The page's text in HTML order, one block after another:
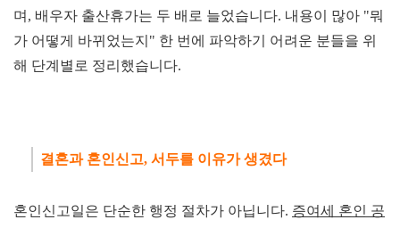
며, 배우자 출산휴가는 두 배로 늘었습니다. 내용이 많아 "뭐
가 어떻게 바뀌었는지" 한 번에 파악하기 어려운 분들을 위
해 단계별로 정리했습니다.
결혼과 혼인신고, 서두를 이 유가 생겼다
혼인신고일은 단순한 행정 절차가 아닙니다. 증여세 혼인 공